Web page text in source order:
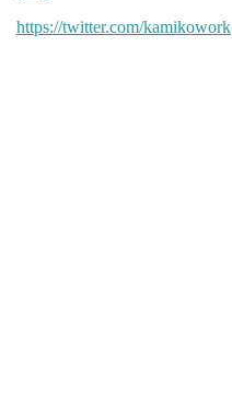
https://twitter.com/kamikowork